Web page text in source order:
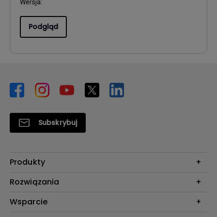
Wersja:
Podgląd
Subskrybuj
Produkty
Projektory
Oświetlenie
Rozwiązania
Biznes i Edukacja
Wsparcie